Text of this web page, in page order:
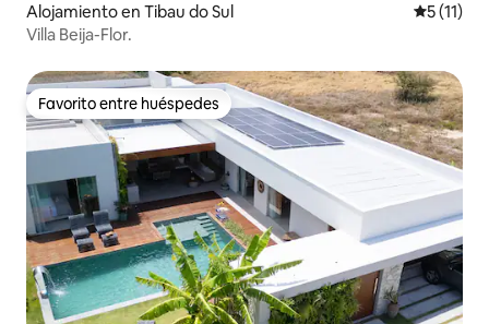
Alojamiento en Tibau do Sul
5 (11)
Villa Beija-Flor.
Favorito entre huéspedes
Favorito entre huéspedes